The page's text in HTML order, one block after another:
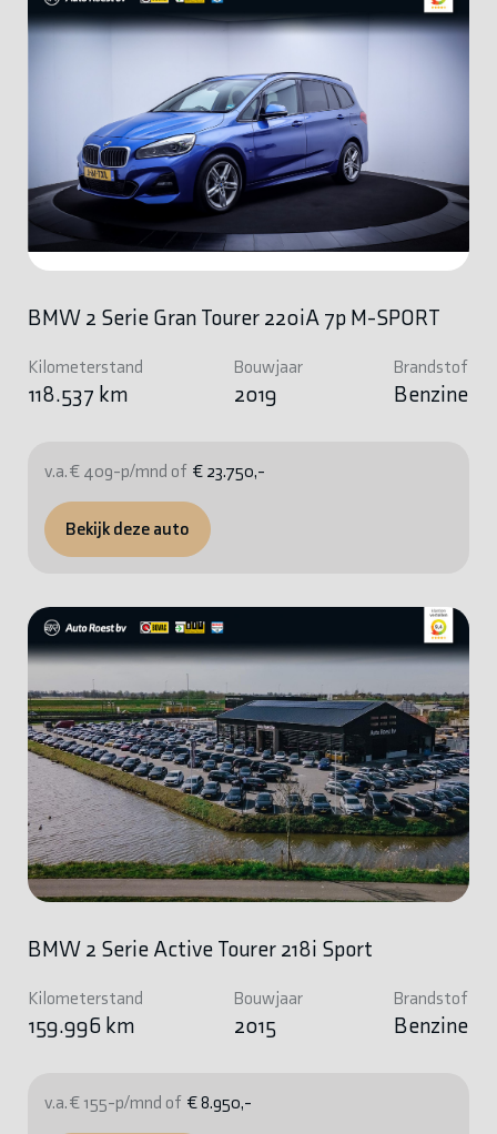
BMW 2 Serie Gran Tourer 220iA 7p M-SPORT
Kilometerstand
118.537 km
Bouwjaar
2019
Brandstof
Benzine
v.a. € 409-p/mnd of € 23.750,-
Bekijk deze auto
BMW 2 Serie Active Tourer 218i Sport
Kilometerstand
159.996 km
Bouwjaar
2015
Brandstof
Benzine
v.a. € 155-p/mnd of € 8.950,-